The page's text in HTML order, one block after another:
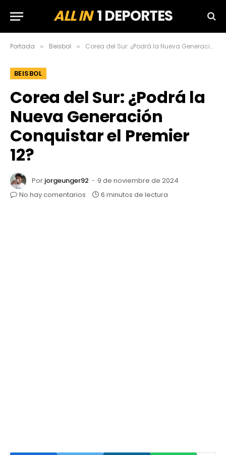
ALL IN1 DEPORTES
Portada » Beisbol » Corea del Sur: ¿Podrá la Nueva Generación Conquistar el Premier 12?
BEISBOL
Corea del Sur: ¿Podrá la
Nueva Generación
Conquistar el Premier
12?
Por jorgeunger92
9 de noviembre de 2024
No hay comentarios
6 minutos de lectura